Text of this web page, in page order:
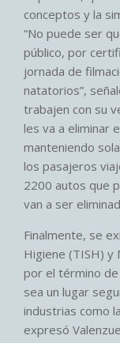
conceptos y la
“No puede ser
público, por
jornada de
natatorios”,
trabajen con su
les va a eliminar
manteniendo
los pasajeros
2200 autos que
van a ser
Finalmente, se
Higiene (TISH) y
por el término de
sea un lugar
industrias como
expresó